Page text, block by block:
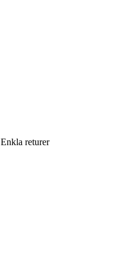
Enkla returer